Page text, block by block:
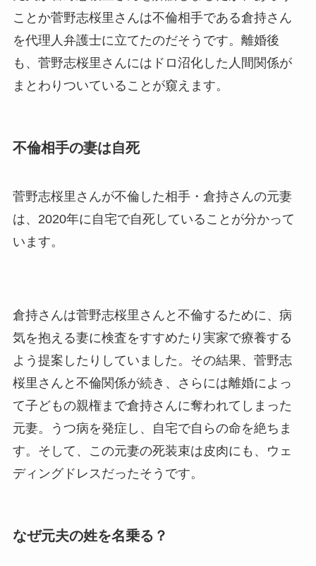
ことか菅野志桜里さんは不倫相手である倉持さん
を代理人弁護士に立てたのだそうです。離婚後
も、菅野志桜里さんにはドロ沼化した人間関係が
まとわりついていることが窺えます。
不倫相手の妻は自死
菅野志桜里さんが不倫した相手・倉持さんの元妻
は、2020年に自宅で自死していることが分かって
います。
倉持さんは菅野志桜里さんと不倫するために、病
気を抱える妻に検査をすすめたり実家で療養する
よう提案したりしていました。その結果、菅野志
桜里さんと不倫関係が続き、さらには離婚によっ
て子どもの親権まで倉持さんに奪われてしまった
元妻。うつ病を発症し、自宅で自らの命を絶ちま
す。そして、この元妻の死装束は皮肉にも、ウェ
ディングドレスだったそうです。
なぜ元夫の姓を名乗る？